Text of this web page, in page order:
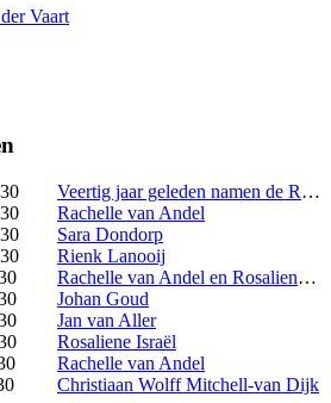
Vaart
Veertig jaar geleden namen de Remonstranten een historische stap: ze besloten levensverbintenissen te zegenen, ongeacht wie je liefhebt. Sindsdien zijn bij Vrijburg talloze relaties in al hun kleurrijke diversiteit gezegend. Dat verdient een feest! Kom vieren in een vrolijke jubileumkerkdienst, met voorgangers ds. Rosaliene Israël (remonstrants predikant) en ds. Wielie Elhorst (Ihbtiqa+ predikant Protestantse Kerk […]
Rachelle van Andel
Sara Dondorp
Rienk Lanooij
Rachelle van Andel en Rosaliene Israël starten samen het seizoen
Johan Goud
Jan van Aller
Rosaliene Israël
Rachelle van Andel
Christiaan Wolff Mitchell-van Dijk